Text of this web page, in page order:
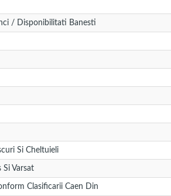
/ Disponibilitati Banesti
Si Cheltuieli
Si Varsat
Clasificarii Caen Din